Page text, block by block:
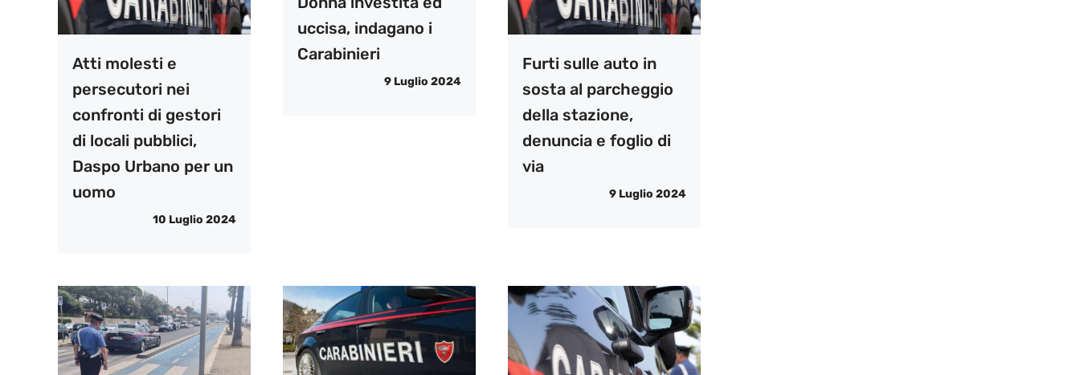
Atti molesti e
persecutori nei
confronti di gestori
di locali pubblici,
Daspo Urbano per un
uomo
10 Luglio 2024
uccisa, indagano i
Carabinieri
9 Luglio 2024
Furti sulle auto in
sosta al parcheggio
della stazione,
denuncia e foglio di
via
9 Luglio 2024